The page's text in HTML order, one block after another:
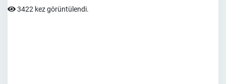
3422 kez görüntülendi.